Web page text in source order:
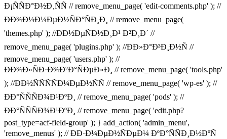
Ð¡ÑÑÐ°Ð½Ð¸ÑÑ // remove_menu_page( 'edit-comments.php' ); //
ÐÐ¾Ð¼Ð¼ÐµÐ½ÑÐ°ÑÐ¸Ð¸ // remove_menu_page(
'themes.php' ); //ÐÐ½ÐµÑÐ½Ð¸Ð¹ Ð²Ð¸Ð´ //
remove_menu_page( 'plugins.php' ); //ÐÐ»Ð°Ð³Ð¸Ð½Ñ //
remove_menu_page( 'users.php' ); //
ÐÐ¾Ð»ÑÐ·Ð¾Ð²Ð°ÑÐµÐ»Ð¸ // remove_menu_page( 'tools.php'
); //ÐÐ½ÑÑÑÑÐ¼ÐµÐ½ÑÑ // remove_menu_page( 'wp-es' ); //
ÐÐ°ÑÑÑÐ¾Ð¹ÐºÐ¸ // remove_menu_page( 'pods' ); //
ÐÐ°ÑÑÑÐ¾Ð¹ÐºÐ¸ // remove_menu_page( 'edit.php?
post_type=acf-field-group' ); } add_action( 'admin_menu',
'remove_menus' ); // ÐÐ·Ð¼ÐµÐ½ÑÐµÐ¼ ÐºÐ°ÑÑÐ¸Ð½ÐºÑ